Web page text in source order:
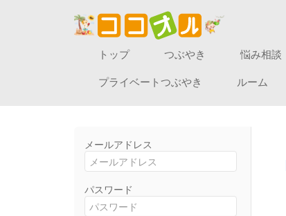
トップ つぶやき 悩み相談
プライベートつぶやき
ルーム
メールアドレス
パスワード